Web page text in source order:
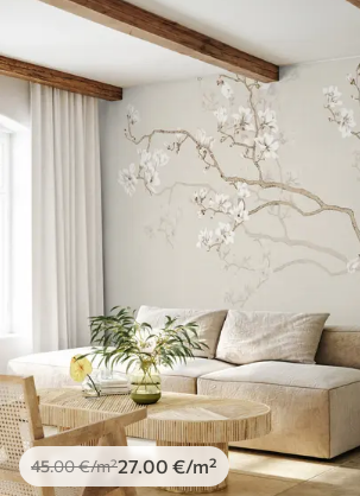
45.00€/m²27.00 €/m²